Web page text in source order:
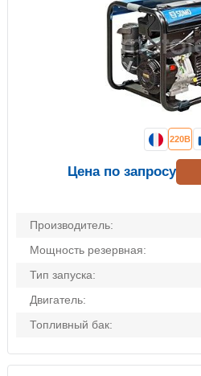
Производитель:
Мощность резервная:
Тип запуска:
Двигатель:
Топливный бак:
220В
Цена по запросу